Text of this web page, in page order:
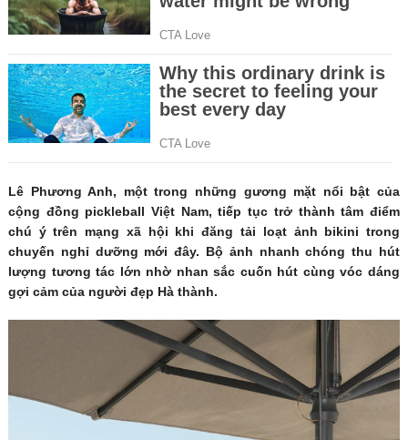
Lê Phương Anh, một trong những gương mặt nổi bật của
cộng đồng pickleball Việt Nam, tiếp tục trở thành tâm điểm
chú ý trên mạng xã hội khi đăng tải loạt ảnh bikini trong
chuyến nghỉ dưỡng mới đây. Bộ ảnh nhanh chóng thu hút
lượng tương tác lớn nhờ nhan sắc cuốn hút cùng vóc dáng
gợi cảm của người đẹp Hà thành.